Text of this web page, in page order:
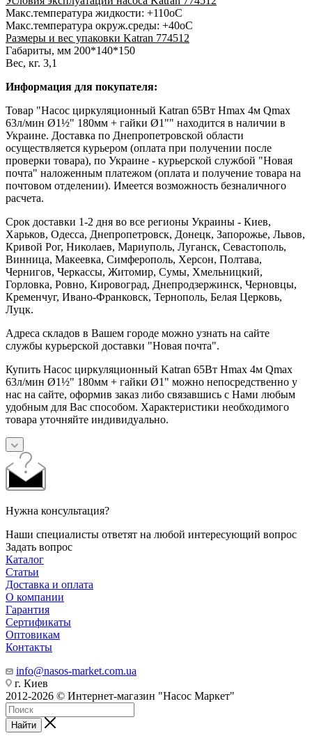
Макс.температура жидкости: +110оС
Макс.температура окруж.среды: +40оС
Размеры и вес упаковки Katran 774512
Габариты, мм 200*140*150
Вес, кг. 3,1
Информация для покупателя:
Товар "Насос циркуляционный Katran 65Вт Hmax 4м Qmax
63л/мин Ø1½" 180мм + гайки Ø1"" находится в наличии в
Украине. Доставка по Днепропетровской области
осуществляется курьером (оплата при получении после
проверки товара), по Украине - курьерской службой "Новая
почта" наложенным платежом (оплата и получение товара на
почтовом отделении). Имеется возможность безналичного
расчета.
Срок доставки 1-2 дня во все регионы Украины - Киев,
Харьков, Одесса, Днепропетровск, Донецк, Запорожье, Львов,
Кривой Рог, Николаев, Мариуполь, Луганск, Севастополь,
Винница, Макеевка, Симферополь, Херсон, Полтава,
Чернигов, Черкассы, Житомир, Сумы, Хмельницкий,
Горловка, Ровно, Кировоград, Днепродзержинск, Черновцы,
Кременчуг, Ивано-Франковск, Тернополь, Белая Церковь,
Луцк.
Адреса складов в Вашем городе можно узнать на сайте
службы курьерской доставки "Новая почта".
Купить Насос циркуляционный Katran 65Вт Hmax 4м Qmax
63л/мин Ø1½" 180мм + гайки Ø1" можно непосредственно у
нас на сайте, оформив заказ либо связавшись с Нами любым
удобным для Вас способом. Характеристики необходимого
товара уточняйте индивидуально.
Нужна консультация?
Наши специалисты ответят на любой интересующий вопрос
Задать вопрос
Каталог
Статьи
Доставка и оплата
О компании
Гарантия
Сертификаты
Оптовикам
Контакты
info@nasos-market.com.ua
г. Киев
2012-2026 © Интернет-магазин "Насос Маркет"
Найти